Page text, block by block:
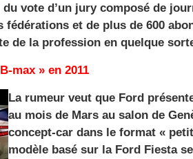
vote d’un jury composé de
fédérations et de plus de 600
de la profession en quelque
max » en 2011
La rumeur veut que Ford
au mois de Mars au salon de
concept-car dans le format «
modèle basé sur la Ford Fiesta